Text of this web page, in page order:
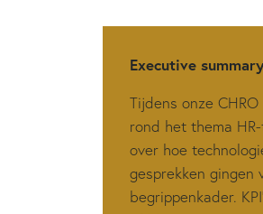
Executive
Tijdens onze
rond het thema
over hoe
gesprekken
begrippenkader.